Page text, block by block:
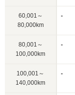
60,001～
80,000km
-
80,001～
100,000km
-
100,001～
140,000km
-